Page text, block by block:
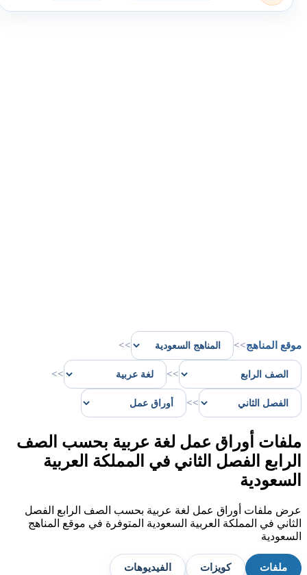
موقع المناهج>>
>>
>>
>>
>>
ملفات أوراق عمل لغة عربية بحسب الصف
الرابع الفصل الثاني في المملكة العربية
السعودية
عرض ملفات أوراق عمل لغة عربية بحسب الصف الرابع الفصل
الثاني في المملكة العربية السعودية المتوفرة في موقع المناهج
السعودية
ملفات كويزات الفيديوهات